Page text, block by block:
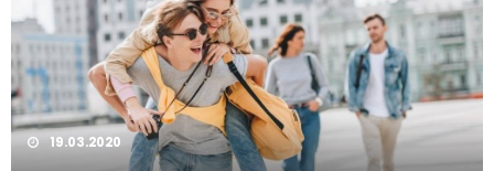
19.03.2020